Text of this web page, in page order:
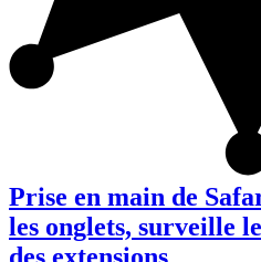
Prise en main de
les onglets, surveille
des extensions